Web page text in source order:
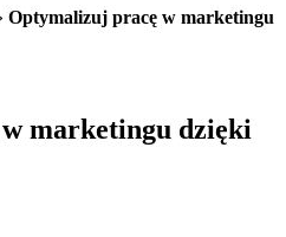
Optymalizuj pracę w marketingu
marketingu dzięki